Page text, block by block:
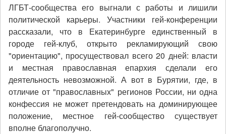
ЛГБТ-сообщества его выгнали с работы и лишили
политической карьеры. Участники гей-конференции
рассказали, что в Екатеринбурге единственный в
городе гей-клуб, открыто рекламирующий свою
"ориентацию", просуществовал всего 20 дней: власти
и местная православная епархия сделали его
деятельность невозможной. А вот в Бурятии, где, в
отличие от "православных" регионов России, ни одна
конфессия не может претендовать на доминирующее
положение, местное гей-сообщество существует
вполне благополучно.